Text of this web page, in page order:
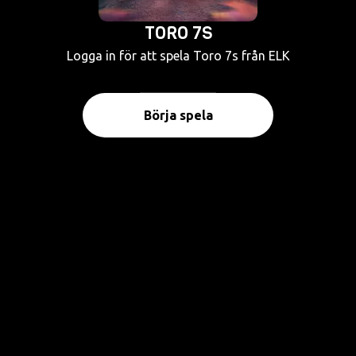
TORO 7S
Logga in för att spela Toro 7s från ELK
Börja spela